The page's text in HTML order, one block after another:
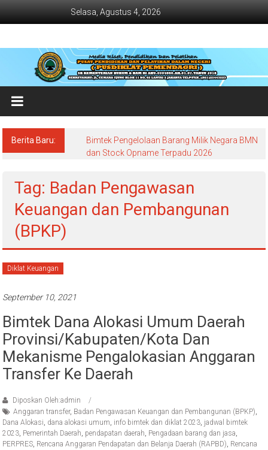
Selasa, Agustus 4, 2026
Jadwal
Bimtek
dan
Diklat
Terbaru
Dan
Berita Baru:
Bimtek Pengelolaan Barang Milik Negara BMN
dan Stock Opname Terpadu 2026
Tag: Badan Pengawasan
Keuangan dan Pembangunan
(BPKP)
Diklat Keuangan
September 10, 2021
Bimtek Dana Alokasi Umum Daerah
Provinsi/Kabupaten/Kota Dan
Mekanisme Pengalokasian Anggaran
Transfer Ke Daerah
Diposkan Oleh:admin
Anggaran transfer, Badan Pengawasan Keuangan dan Pembangunan (BPKP),
Dana Alokasi, dana alokasi umum, info bimtek dan diklat 2023, jadwal bimtek
2023, Pemerintah Daerah, pendapatan daerah, Pengadaan barang dan jasa,
PERPRES, Rencana Anggaran Pendapatan dan Belanja Daerah (RAPBD), Rencana